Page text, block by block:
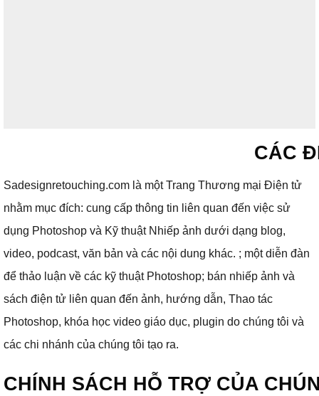
CÁC
Sadesignretouching.com là một Trang Thương mại Điện tử
nhằm mục đích: cung cấp thông tin liên quan đến việc sử
dụng Photoshop và Kỹ thuật Nhiếp ảnh dưới dạng blog,
video, podcast, văn bản và các nội dung khác. ; một diễn đàn
để thảo luận về các kỹ thuật Photoshop; bán nhiếp ảnh và
sách điện tử liên quan đến ảnh, hướng dẫn, Thao tác
Photoshop, khóa học video giáo dục, plugin do chúng tôi và
các chi nhánh của chúng tôi tạo ra.
CHÍNH SÁCH HỖ TRỢ CỦA